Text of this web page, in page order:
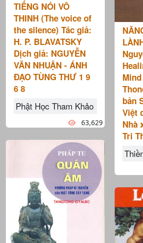
TIẾNG NÓI VÔ
THINH (The voice of
the silence) Tác giả:
H. P. BLAVATSKY
Dịch giả: NGUYỄN
VĂN NHUẬN - ÁNH
ĐẠO TÙNG THƯ 1 9
6 8
Phật Học Tham Khảo
63,629
bản
Việt
Nhà
Tri